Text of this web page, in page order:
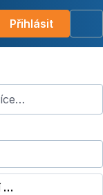
Přihlásit
…